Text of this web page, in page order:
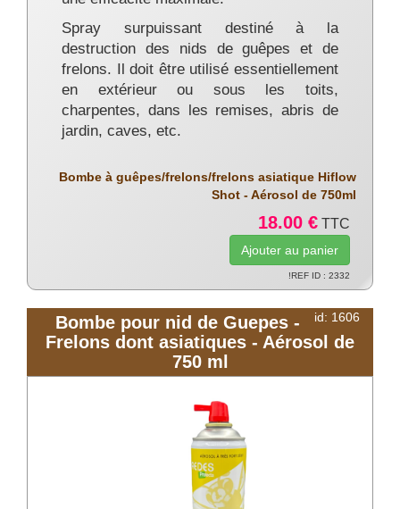
Spray surpuissant destiné à la
destruction des nids de guêpes et de
frelons. Il doit être utilisé essentiellement
en extérieur ou sous les toits,
charpentes, dans les remises, abris de
jardin, caves, etc.
Bombe à guêpes/frelons/frelons asiatique Hiflow
Shot - Aérosol de 750ml
18.00 € TTC
!REF ID : 2332
id: 1606
Bombe pour nid de Guepes -
Frelons dont asiatiques - Aérosol de
750 ml